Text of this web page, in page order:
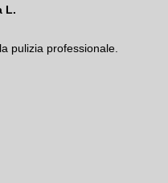
L.
pulizia professionale.